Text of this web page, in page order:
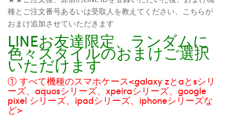
種とご注文番号あるいは受取人を教えてください、こちらが
おまけ追加させていただきます
LINEお友達限定、ランダムに
色々スタイルのおまけご選択
いただけます
① すべて機種のスマホケース<galaxy zとaとsシリ
ーズ、aquosシリーズ、xpeiraシリーズ、google
pixel シリーズ、ipadシリーズ、iphoneシリーズな
ど>